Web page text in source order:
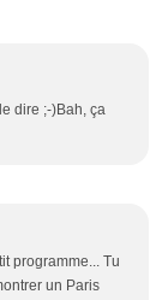
dire ;-)Bah, ça
programme... Tu
un Paris